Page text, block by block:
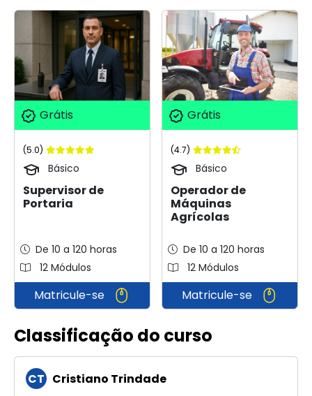
Grátis
(5.0)
Básico
Supervisor de
Portaria
De 10 a 120 horas
12 Módulos
Matricule-se
Grátis
(4.7)
Básico
Operador de
Máquinas
Agrícolas
De 10 a 120 horas
12 Módulos
Matricule-se
Classificação do curso
CT Cristiano Trindade